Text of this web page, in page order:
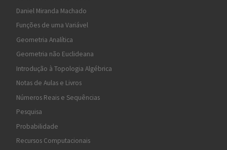
Daniel Miranda Machado
Funções de uma Variável
Geometria Analítica
Geometria não Euclideana
Introdução à Topologia Algébrica
Notas de Aulas e Livros
Números Reais e Sequências
Pesquisa
Probabilidade
Recursos Computacionais